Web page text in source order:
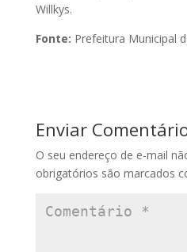
Willkys.
Fonte: Prefeitura Municipal
Enviar
O seu endereço de e-mail
obrigatórios são marcados